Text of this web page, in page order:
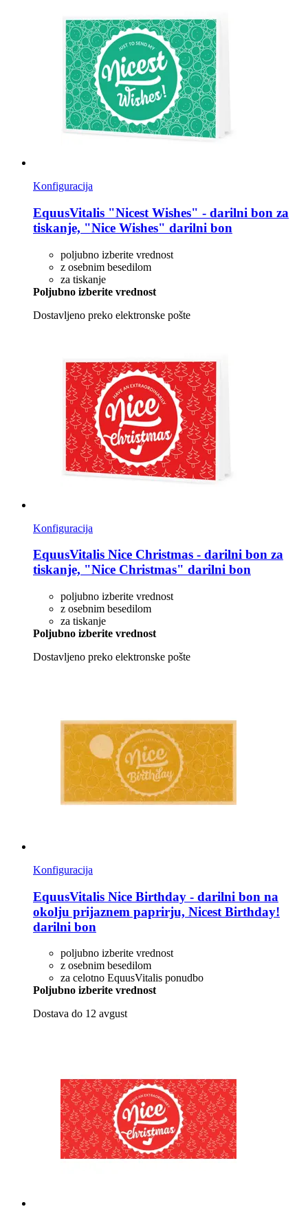
Konfiguracija
EquusVitalis "Nicest Wishes" -​ darilni bon za
tiskanje, "Nice Wishes" darilni bon
poljubno izberite vrednost
z osebnim besedilom
za tiskanje
Poljubno izberite vrednost
Dostavljeno preko elektronske pošte
Konfiguracija
EquusVitalis Nice Christmas -​ darilni bon za
tiskanje, "Nice Christmas" darilni bon
poljubno izberite vrednost
z osebnim besedilom
za tiskanje
Poljubno izberite vrednost
Dostavljeno preko elektronske pošte
Konfiguracija
EquusVitalis Nice Birthday -​ darilni bon na
okolju prijaznem paprirju, Nicest Birthday!
darilni bon
poljubno izberite vrednost
z osebnim besedilom
za celotno EquusVitalis ponudbo
Poljubno izberite vrednost
Dostava do 12 avgust